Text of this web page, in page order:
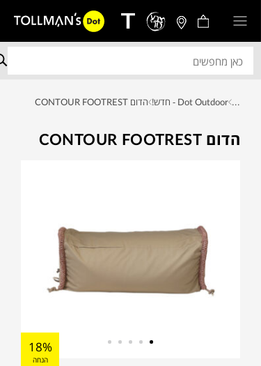
... Dot Outdoor - חדש! הדום CONTOUR FOOTREST
הדום CONTOUR FOOTREST
18%
הנחה